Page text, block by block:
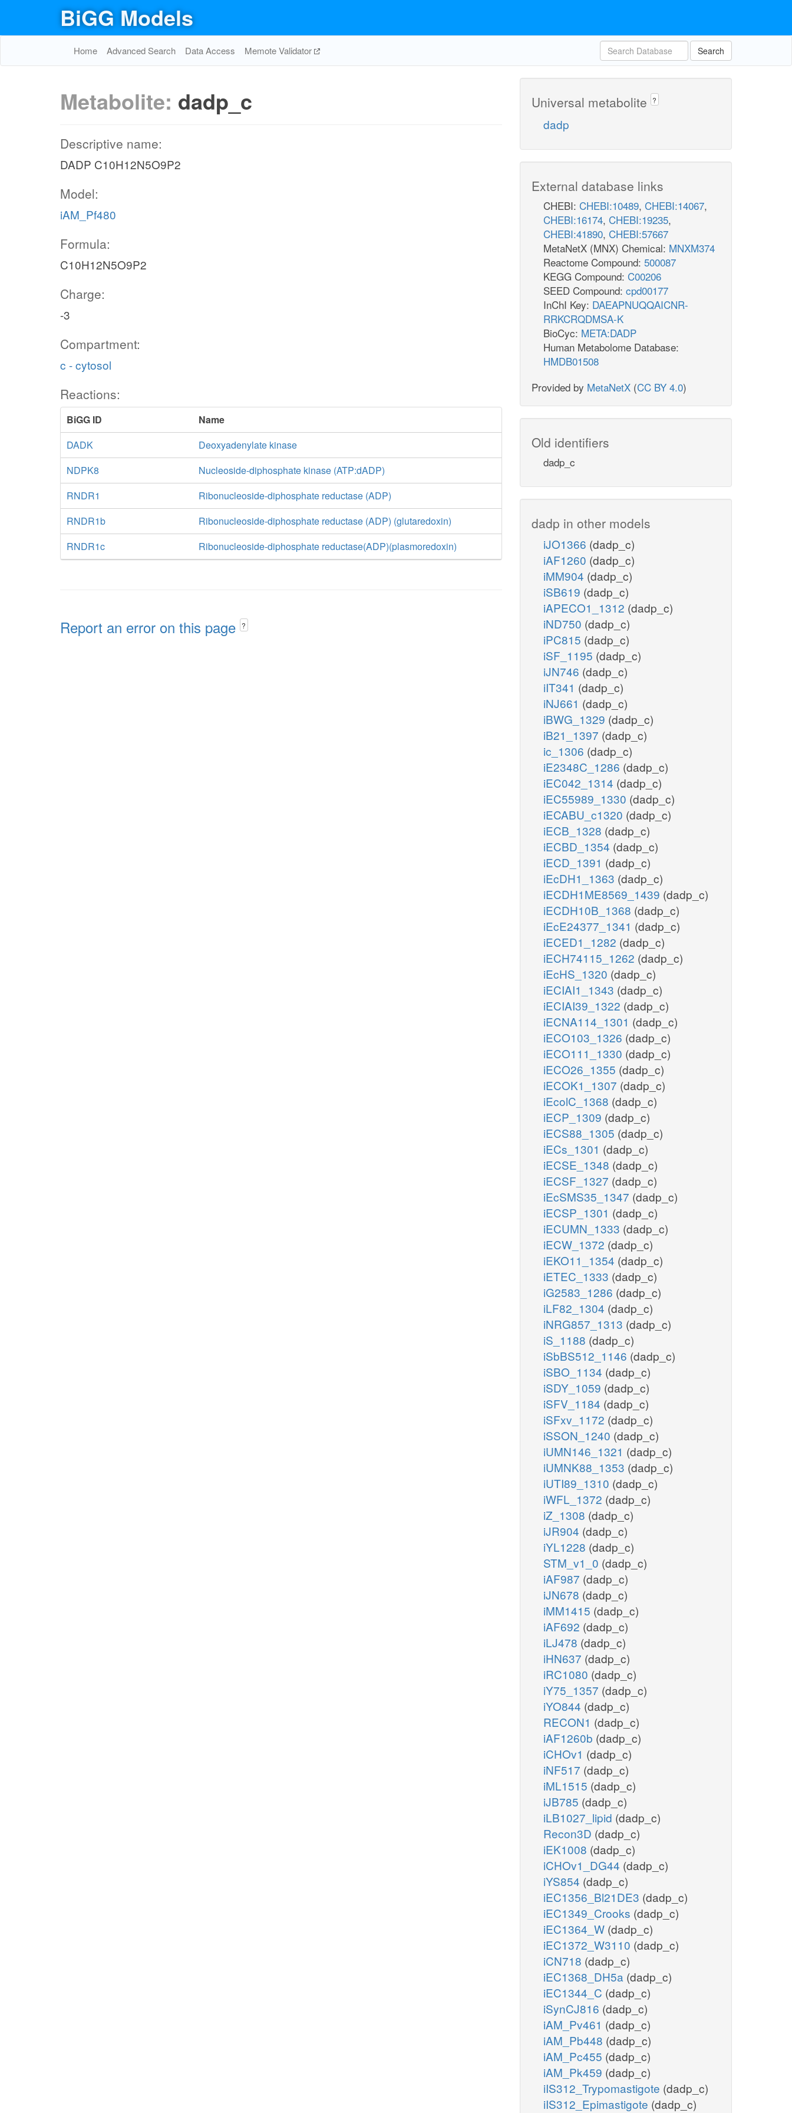
BiGG Models
Home Advanced Search Data Access Memote Validator Search
Metabolite: dadp_c
Descriptive name:
DADP C10H12N5O9P2
Model:
iAM_Pf480
Formula:
C10H12N5O9P2
Charge:
-3
Compartment:
c - cytosol
Reactions:
BiGG ID
Name
DADK
Deoxyadenylate kinase
NDPK8
Nucleoside-diphosphate kinase (ATP:dADP)
RNDR1
Ribonucleoside-diphosphate reductase (ADP)
RNDR1b
Ribonucleoside-diphosphate reductase (ADP) (glutaredoxin)
RNDR1c
Ribonucleoside-diphosphate reductase(ADP)(plasmoredoxin)
Report an error on this page ?
Universal metabolite ?
dadp
External database links
CHEBI: CHEBI:10489, CHEBI:14067,
CHEBI:16174, CHEBI:19235,
CHEBI:41890, CHEBI:57667
MetaNetX (MNX) Chemical: MNXM374
Reactome Compound: 500087
KEGG Compound: C00206
SEED Compound: cpd00177
InChI Key: DAEAPNUQQAICNR-
RRKCRQDMSA-K
BioCyc: META:DADP
Human Metabolome Database:
HMDB01508
Provided by MetaNetX (CC BY 4.0)
Old identifiers
dadp_c
dadp in other models
iJO1366 (dadp_c)
iAF1260 (dadp_c)
iMM904 (dadp_c)
iSB619 (dadp_c)
iAPECO1_1312 (dadp_c)
iND750 (dadp_c)
iPC815 (dadp_c)
iSF_1195 (dadp_c)
iJN746 (dadp_c)
iIT341 (dadp_c)
iNJ661 (dadp_c)
iBWG_1329 (dadp_c)
iB21_1397 (dadp_c)
ic_1306 (dadp_c)
iE2348C_1286 (dadp_c)
iEC042_1314 (dadp_c)
iEC55989_1330 (dadp_c)
iECABU_c1320 (dadp_c)
iECB_1328 (dadp_c)
iECBD_1354 (dadp_c)
iECD_1391 (dadp_c)
iEcDH1_1363 (dadp_c)
iECDH1ME8569_1439 (dadp_c)
iECDH10B_1368 (dadp_c)
iEcE24377_1341 (dadp_c)
iECED1_1282 (dadp_c)
iECH74115_1262 (dadp_c)
iEcHS_1320 (dadp_c)
iECIAI1_1343 (dadp_c)
iECIAI39_1322 (dadp_c)
iECNA114_1301 (dadp_c)
iECO103_1326 (dadp_c)
iECO111_1330 (dadp_c)
iECO26_1355 (dadp_c)
iECOK1_1307 (dadp_c)
iEcolC_1368 (dadp_c)
iECP_1309 (dadp_c)
iECS88_1305 (dadp_c)
iECs_1301 (dadp_c)
iECSE_1348 (dadp_c)
iECSF_1327 (dadp_c)
iEcSMS35_1347 (dadp_c)
iECSP_1301 (dadp_c)
iECUMN_1333 (dadp_c)
iECW_1372 (dadp_c)
iEKO11_1354 (dadp_c)
iETEC_1333 (dadp_c)
iG2583_1286 (dadp_c)
iLF82_1304 (dadp_c)
iNRG857_1313 (dadp_c)
iS_1188 (dadp_c)
iSbBS512_1146 (dadp_c)
iSBO_1134 (dadp_c)
iSDY_1059 (dadp_c)
iSFV_1184 (dadp_c)
iSFxv_1172 (dadp_c)
iSSON_1240 (dadp_c)
iUMN146_1321 (dadp_c)
iUMNK88_1353 (dadp_c)
iUTI89_1310 (dadp_c)
iWFL_1372 (dadp_c)
iZ_1308 (dadp_c)
iJR904 (dadp_c)
iYL1228 (dadp_c)
STM_v1_0 (dadp_c)
iAF987 (dadp_c)
iJN678 (dadp_c)
iMM1415 (dadp_c)
iAF692 (dadp_c)
iLJ478 (dadp_c)
iHN637 (dadp_c)
iRC1080 (dadp_c)
iY75_1357 (dadp_c)
iYO844 (dadp_c)
RECON1 (dadp_c)
iAF1260b (dadp_c)
iCHOv1 (dadp_c)
iNF517 (dadp_c)
iML1515 (dadp_c)
iJB785 (dadp_c)
iLB1027_lipid (dadp_c)
Recon3D (dadp_c)
iEK1008 (dadp_c)
iCHOv1_DG44 (dadp_c)
iYS854 (dadp_c)
iEC1356_Bl21DE3 (dadp_c)
iEC1349_Crooks (dadp_c)
iEC1364_W (dadp_c)
iEC1372_W3110 (dadp_c)
iCN718 (dadp_c)
iEC1368_DH5a (dadp_c)
iEC1344_C (dadp_c)
iSynCJ816 (dadp_c)
iAM_Pv461 (dadp_c)
iAM_Pb448 (dadp_c)
iAM_Pc455 (dadp_c)
iAM_Pk459 (dadp_c)
iIS312_Trypomastigote (dadp_c)
iIS312_Epimastigote (dadp_c)